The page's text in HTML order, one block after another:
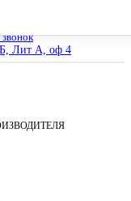
звонок
Лит А, оф 4